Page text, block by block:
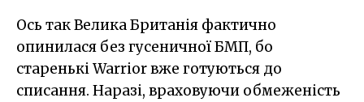
Ось так Велика Британія фактично
опинилася без гусеничної БМП, бо
старенькі Warrior вже готуються до
списання. Наразі, враховуючи обмеженість